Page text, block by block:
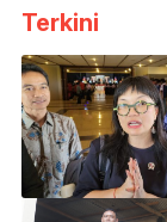
Terkini